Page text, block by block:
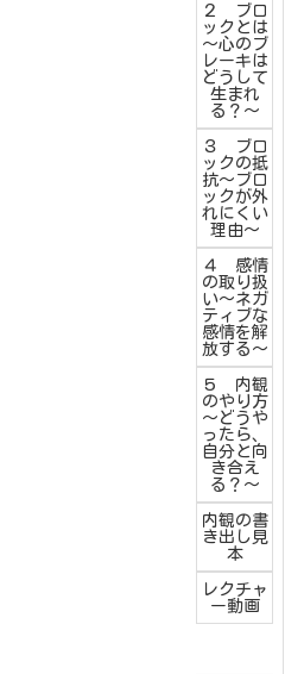
２ ブロ
ックとは
～心のブ
レーキは
どうして
生まれ
る？～
３ ブロ
ックの抵
抗～ブロ
ックが外
れにくい
理由～
４ 感情
の取り扱
い～ネガ
ティブな
感情を解
放する～
５ 内観
のやり方
～どうや
ったら、
自分と向
き合え
る？～
内観の書
き出し見
本
レクチャ
ー動画